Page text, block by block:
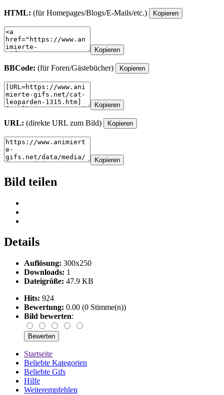
HTML: (für Homepages/Blogs/E-Mails/etc.) Kopieren
Kopieren
BBCode: (für Foren/Gästebücher) Kopieren
Kopieren
URL: (direkte URL zum Bild) Kopieren
Kopieren
Bild teilen
Details
Auflösung: 300x250
Downloads: 1
Dateigröße: 47.9 KB
Hits: 924
Bewertung: 0.00 (0 Stimme(n))
Bild bewerten:
Startseite
Beliebte Kategorien
Beliebte Gifs
Hilfe
Weiterempfehlen